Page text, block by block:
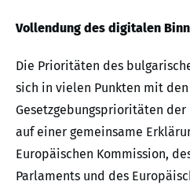
Vollendung des digitalen
Die Prioritäten des
sich in vielen Punkten mit den
Gesetzgebungsprioritäten der
auf einer gemeinsame
Europäischen Kommission,
Parlaments und des